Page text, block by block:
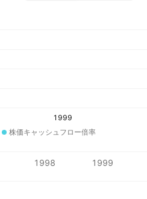
1999
株価キャッシュフロー倍率
1998 1999